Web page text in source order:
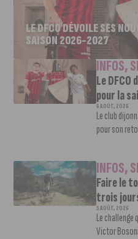
LE DFCO DÉVOILE SES
SAISON 2026-2027
INFOS,
Le
pour la
6 AOÛT, 2026
Le club
pour son
INFOS,
Faire le
trois
5 AOÛT, 2026
Le challenge
Victor